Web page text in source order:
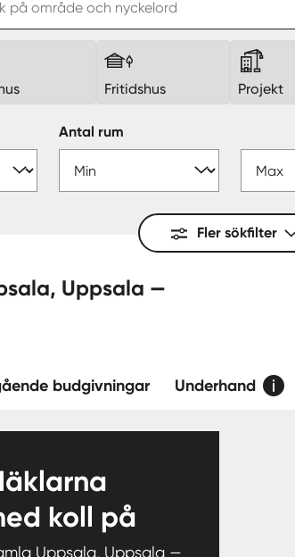
Fritidshus Projekt
Antal rum
Fler sökfilter
budgivningar Underhand
koll på
Uppsala, Uppsala —